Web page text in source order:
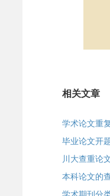
相关文章
学术论文重
毕业论文开
川大查重论
本科论文的